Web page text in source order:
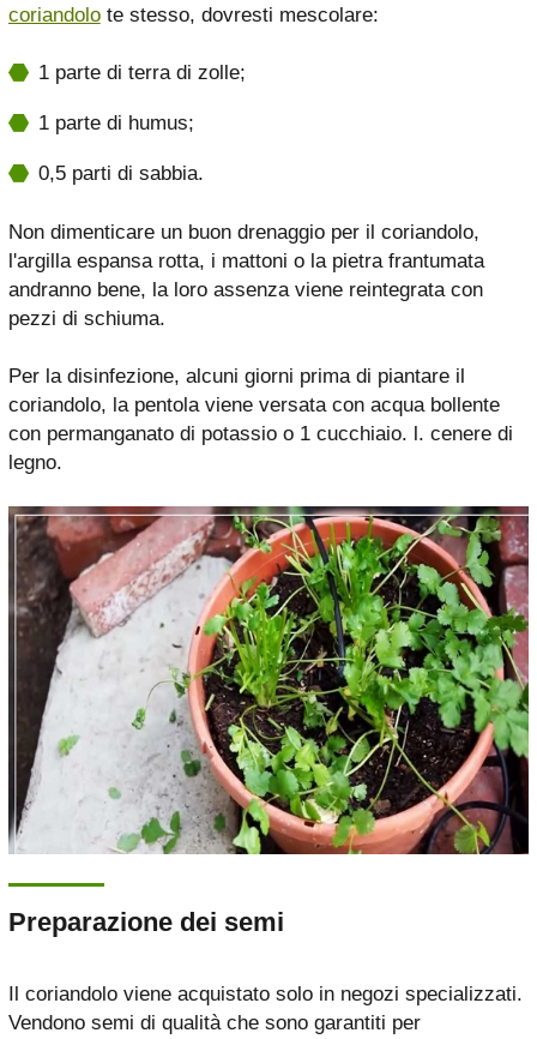
coriandolote stesso, dovresti mescolare:
1 parte di terra di zolle;
1 parte di humus;
0,5 parti di sabbia.
Non dimenticare un buon drenaggio per il coriandolo,
l'argilla espansa rotta, i mattoni o la pietra frantumata
andranno bene, la loro assenza viene reintegrata con
pezzi di schiuma.
Per la disinfezione, alcuni giorni prima di piantare il
coriandolo, la pentola viene versata con acqua bollente
con permanganato di potassio o 1 cucchiaio. l. cenere di
legno.
Preparazione dei semi
Il coriandolo viene acquistato solo in negozi specializzati.
Vendono semi di qualità che sono garantiti per